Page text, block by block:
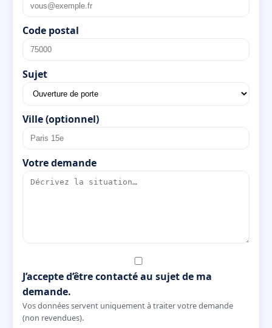
Code postal
Sujet
Ville (optionnel)
Votre demande
J’accepte d’être contacté au sujet de ma
demande.
Vos données servent uniquement à traiter votre demande
(non revendues).